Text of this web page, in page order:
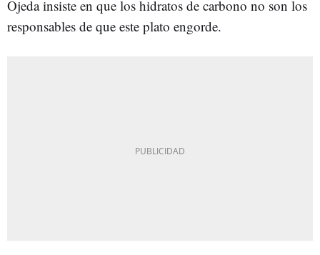
Ojeda insiste en que los hidratos de carbono no son los
responsables de que este plato engorde.